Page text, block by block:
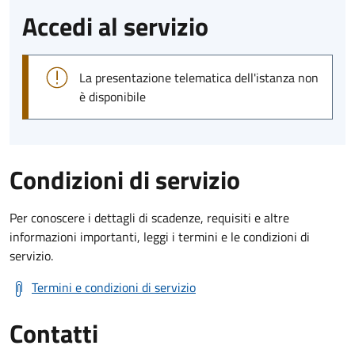
Accedi al servizio
La presentazione telematica dell'istanza non
è disponibile
Condizioni di servizio
Per conoscere i dettagli di scadenze, requisiti e altre
informazioni importanti, leggi i termini e le condizioni di
servizio.
Termini e condizioni di servizio
Contatti